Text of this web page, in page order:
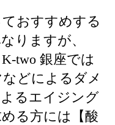
おすすめする
りますが、
K-two 銀座では
などによるダメ
るエイジング
る方には【酸